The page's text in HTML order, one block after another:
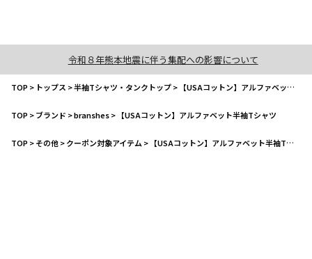
令和８年熊本地震に伴う集配への影響について
TOP> トップス >半袖Tシャツ・タンクトップ> 【USAコットン】アルファベット半袖Tシャツ
TOP>ブランド >branshes> 【USAコットン】アルファベット半袖Tシャツ
TOP>その他>クーポン対象アイテム > 【USAコットン】アルファベット半袖Tシャツ